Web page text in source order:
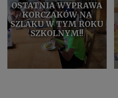
OSTATNIA WYPRAWA
KORCZAKÓW NA
SZLAKU W TYM ROKU
SZKOLNYM!!